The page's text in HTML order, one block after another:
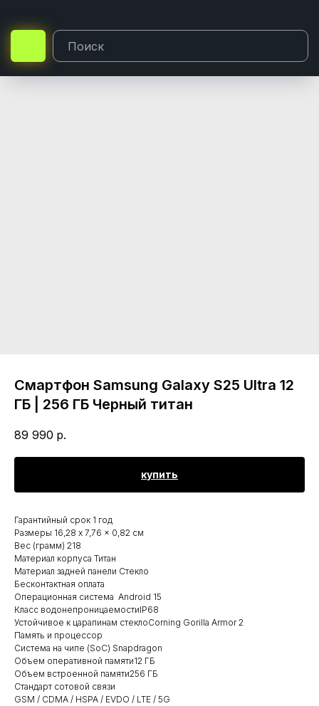
Смартфон Samsung Galaxy S25 Ultra 12
ГБ | 256 ГБ Черный титан
89 990 р.
купить
Гарантийный срок 1 год
Размеры 16,28 x 7,76 x 0,82 см
Вес (грамм) 218
Материал корпуса Титан
Материал задней панели Стекло
Бесконтактная оплата
Операционная система Android 15
Класс водонепроницаемостиIP68
Устойчивое к царапинам стеклоCorning Gorilla Armor 2
Память и процессор
Система на чипе (SoC) Snapdragon
Объем оперативной памяти12 ГБ
Объем встроенной памяти256 ГБ
Стандарт сотовой связи
GSM / CDMA / HSPA / EVDO / LTE / 5G